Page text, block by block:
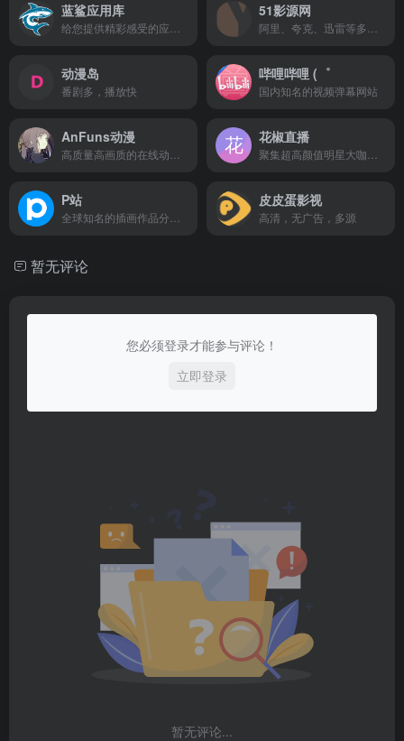
蓝鲨应用库 51影源网
动漫岛
番剧多，播放快
哔哩哔哩 (゜
国内知名的视频弹幕网站
AnFuns动漫 花椒直播
P站 皮皮蛋影视
高清，无广告，多源
暂无评论
您必须登录才能参与评论！
立即登录
暂无评论...